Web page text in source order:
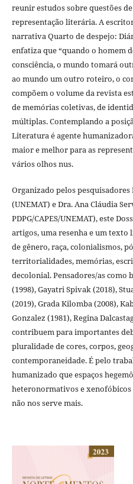
reunir estudos sobre questões
representação literária. A
narrativa Quarto de despejo:
enfatiza que “quando o homem
consciência, o mundo tomará
ao mundo um outro roteiro, o
compõem o volume da revista
de memórias coletivas, de
múltiplas. Contemplando a
Literatura é agente
maior e melhor para as
vários olhos nus.
Organizado pelos
(UNEMAT) e Dra. Ana Cláudia
PDPG/CAPES/UNEMAT), este
artigos, uma resenha e um
de gênero, raça, colonialismos,
territorialidades, memórias,
decolonial. Pensadores/as como
(1998), Gayatri Spivak (2018),
(2019), Grada Kilomba (2008),
Gonzalez (1981), Regina
contribuem para importantes
pluralidade de cores, corpos,
contemporaneidade. É pelo
humanizado que espaços
heteronormativos e xenofóbicos
não nos serve mais.